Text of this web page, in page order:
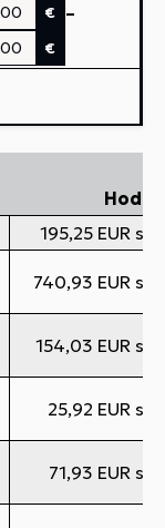
€ –
€
195,25 EUR s
740,93 EUR s
154,03 EUR s
25,92 EUR s
71,93 EUR s